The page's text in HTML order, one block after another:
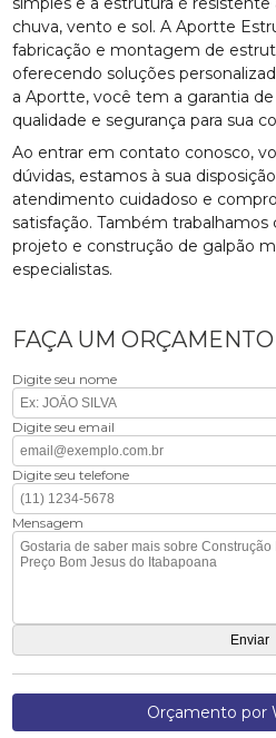
chuva, vento e sol. A Aportte
fabricação e montagem de
oferecendo soluções
a Aportte, você tem a garantia
qualidade e segurança para sua
Ao entrar em contato conosco,
dúvidas, estamos à sua
atendimento cuidadoso e
satisfação. Também
projeto e construção de galpão
especialistas.
FAÇA UM ORÇAMENTO
Digite seu nome
Digite seu email
Digite seu telefone
Mensagem
Orçamento por